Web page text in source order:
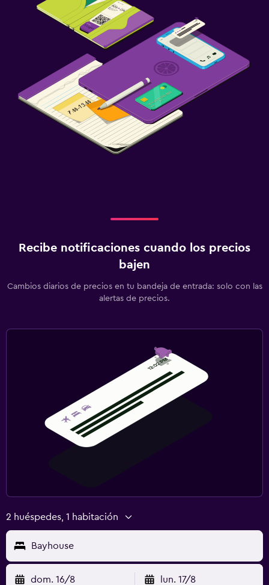
Recibe notificaciones cuando los precios
bajen
Cambios diarios de precios en tu bandeja de entrada: solo con las
alertas de precios.
2 huéspedes, 1 habitación
Bayhouse
dom. 16/8 lun. 17/8